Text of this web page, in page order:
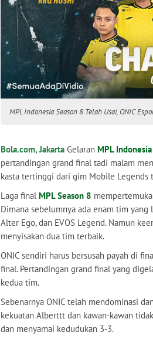
MPL Indonesia Season 8 Telah Usai, ONIC
Bola.com, Jakarta Gelaran MPL
pertandingan grand final tadi malam
kasta tertinggi dari gim Mobile Legends
Laga finalMPL Season 8
Dimana sebelumnya ada enam tim
Alter Ego, dan EVOS Legend. Namun
menyisakan dua tim terbaik.
ONIC sendiri harus bersusah payah di
final. Pertandingan grand final yang
kedua tim.
Sebenarnya ONIC telah mendominasi
kekuatan Alberttt dan kawan-kawan
dan menyamai kedudukan 3-3.